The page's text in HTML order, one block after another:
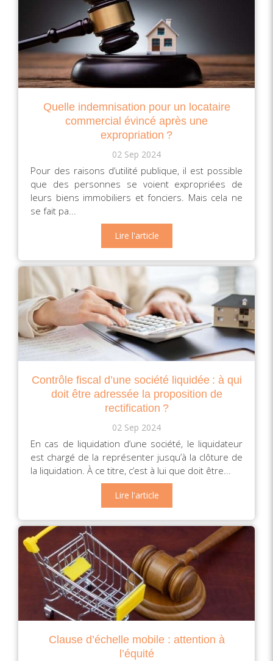
Quelle indemnisation pour un locataire
commercial évincé après une
expropriation ?
02 Sep 2024
Pour des raisons d’utilité publique, il est possible
que des personnes se voient expropriées de
leurs biens immobiliers et fonciers. Mais cela ne
se fait pa...
Lire l'article
Contrôle fiscal d’une société liquidée : à qui
doit être adressée la proposition de
rectification ?
02 Sep 2024
En cas de liquidation d’une société, le liquidateur
est chargé de la représenter jusqu’à la clôture de
la liquidation. À ce titre, c’est à lui que doit être...
Lire l'article
Clause d’échelle mobile : attention à
l’équité